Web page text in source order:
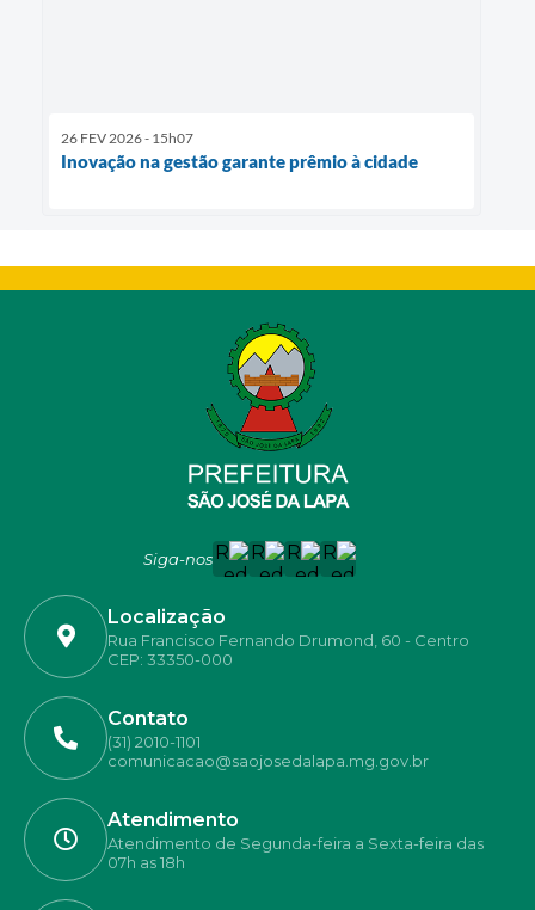
26 FEV 2026 - 15h07
Inovação na gestão garante prêmio à cidade
Siga-nos
Localização
Rua Francisco Fernando Drumond, 60 - Centro
CEP: 33350-000
Contato
(31) 2010-1101
comunicacao@saojosedalapa.mg.gov.br
Atendimento
Atendimento de Segunda-feira a Sexta-feira das
07h as 18h